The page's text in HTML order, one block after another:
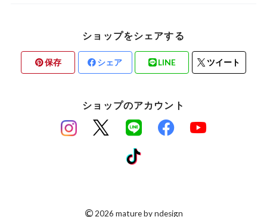
ショップをシェアする
保存 シェア LINE ツイート
ショップのアカウント
©2026 mature by ndesign